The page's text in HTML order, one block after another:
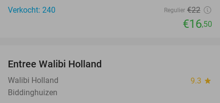
Verkocht: 240
Regulier €22
€16,50
Entree Walibi Holland
Walibi Holland 9.3 star
Biddinghuizen